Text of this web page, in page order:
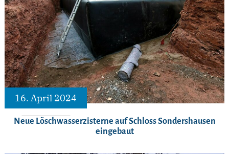
16. April 2024
Neue Löschwasserzisterne auf Schloss Sondershausen
eingebaut